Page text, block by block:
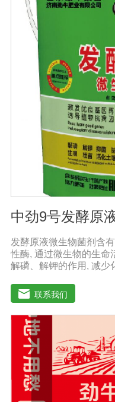
的化学钾肥、化学磷肥
善作物品质使用菌剂后,
维生素等有益成分含量
用。4、增强作物的抗
分裂素、生长素等活性
发育, 增强农作物的抗逆
防、抑制细菌、真菌性
病、黄萎病、灰葡萄孢
中劲9号发酵原
发酵原液微生物菌剂含
性酶, 通过微生物的生命
解磷、解钾的作用, 减少
刺激调节植物生长; 并
物质, 可以抑制细菌或真
到促进植物生长的作用
松土壤, 提高土壤通透性
防止板结, 有效解决因
题。2、解磷解钾、提
有机质, 减少氨肥的流
的化学钾肥、化学磷肥
善作物品质使用菌剂后,
维生素等有益成分含量
联系我们